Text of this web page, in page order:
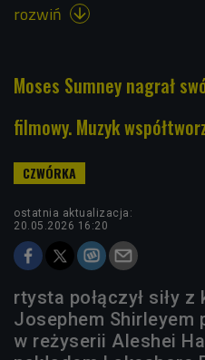
rozwiń 
Moses Sumney nagrał
filmowy. Muzyk
ostatnia aktualizacja:
20.05.2026 16:20
rtysta połączył siły
Josephem Shirleyem
w reżyserii Aleshei